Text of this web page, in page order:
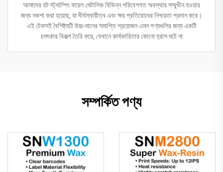
আমাদের হট স্ট্যাম্পিং ফয়েল মেটালিক বিভিন্ন পরিবেশগত অবস্থার সম্মুখীন হওয়ার
জন্য নকশা করা হয়েছে, যা দীর্ঘস্থায়ীত্ব এবং ক্ষয় প্রতিরোধের নিশ্চয়তা প্রদান করে।
এই টেকসই বৈশিষ্ট্যটি উচ্চ-মানের সমাপ্তি প্রয়োজন এমন পণ্যগুলির জন্য একটি
চমৎকার বিকল্প তৈরি করে, যেখানে কার্যকারিতার কোনো হ্রাস ঘটে না
সম্পর্কিত পণ্য